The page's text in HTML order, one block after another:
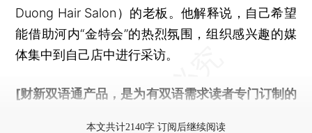
Duong Hair Salon）的老板。他解释说，自己希望
能借助河内“金特会”的热烈氛围，组织感兴趣的媒
体集中到自己店中进行采访。
[财新双语通产品，是为有双语需求读者专门订制的
本文共计2140字 订阅后继续阅读